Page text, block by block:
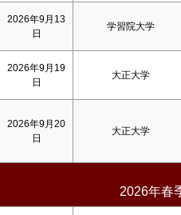
2026年9月13
日
学習院大学
2026年9月19
日
大正大学
2026年9月20
日
大正大学
2026年春